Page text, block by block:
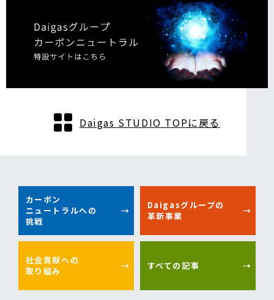
Daigas STUDIO TOPに戻る
カーボン
ニュートラルへの
挑戦
Daigasグループの
革新事業
社会貢献への
取り組み
すべての記事